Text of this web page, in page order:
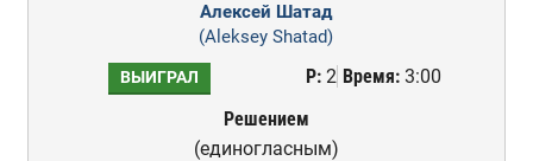
Алексей Шатад
(Aleksey Shatad)
ВЫИГРАЛ Р:2 Время:3:00
Решением
(единогласным)